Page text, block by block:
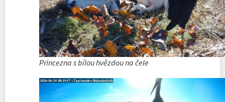
Princezna s bílou hvězdou na čele